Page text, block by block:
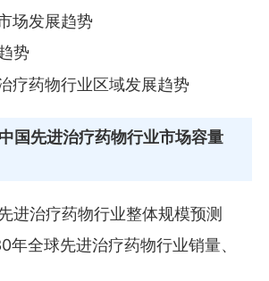
场发展趋势
势
疗药物行业区域发展趋势
国先进治疗药物行业市场容量
进治疗药物行业整体规模预测
年全球先进治疗药物行业销量、